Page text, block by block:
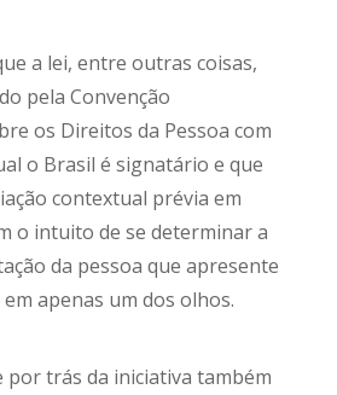
a lei, entre outras coisas,
pela Convenção
os Direitos da Pessoa com
o Brasil é signatário e que
contextual prévia em
o intuito de se determinar a
da pessoa que apresente
apenas um dos olhos.
por trás da iniciativa também